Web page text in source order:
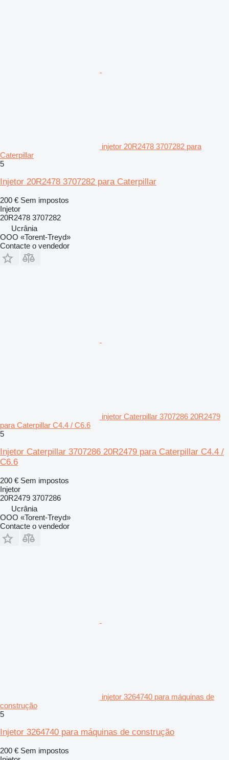
injetor 20R2478 3707282 para
Caterpillar
5
Injetor 20R2478 3707282 para Caterpillar
200 € Sem impostos
Injetor
20R2478 3707282
Ucrânia
OOO «Torent-Treyd»
Contacte o vendedor
injetor Caterpillar 3707286 20R2479
para Caterpillar C4.4 / C6.6
5
Injetor Caterpillar 3707286 20R2479 para Caterpillar C4.4 /
C6.6
200 € Sem impostos
Injetor
20R2479 3707286
Ucrânia
OOO «Torent-Treyd»
Contacte o vendedor
injetor 3264740 para máquinas de
construção
5
Injetor 3264740 para máquinas de construção
200 € Sem impostos